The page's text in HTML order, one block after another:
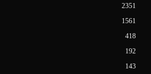
2351
1561
418
192
143